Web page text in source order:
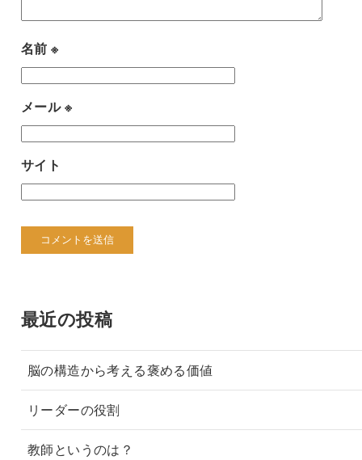
名前※
メール※
サイト
最近の投稿
脳の構造から考える褒める価値
リーダーの役割
教師というのは？